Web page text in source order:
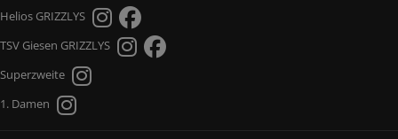
Helios GRIZZLYS
TSV Giesen GRIZZLYS
Superzweite
1. Damen